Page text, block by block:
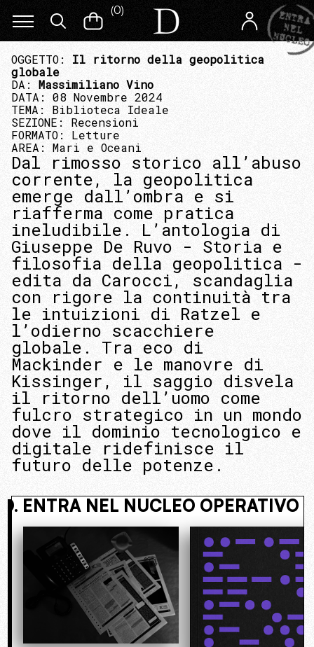
(0)
OGGETTO: Il ritorno della geopolitica
globale
DA: Massimiliano Vino
DATA: 08 Novembre 2024
TEMA: Biblioteca Ideale
SEZIONE: Recensioni
FORMATO: Letture
AREA: Mari e Oceani
Dal rimosso storico all’abuso
corrente, la geopolitica
emerge dall’ombra e si
riafferma come pratica
ineludibile. L’antologia di
Giuseppe De Ruvo - Storia e
filosofia della geopolitica -
edita da Carocci, scandaglia
con rigore la continuità tra
le intuizioni di Ratzel e
l’odierno scacchiere
globale. Tra eco di
Mackinder e le manovre di
Kissinger, il saggio disvela
il ritorno dell’uomo come
fulcro strategico in un mondo
dove il dominio tecnologico e
digitale ridefinisce il
futuro delle potenze.
ENTRA NEL NUCLEO